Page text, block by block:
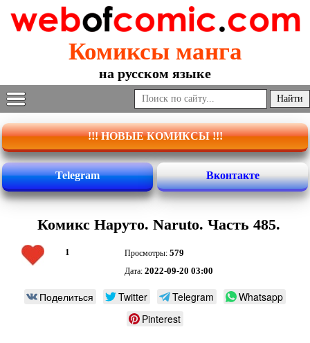
Комиксы манга
на русском языке
!!! НОВЫЕ КОМИКСЫ !!!
Telegram Вконтакте
Комикс Наруто. Naruto. Часть 485.
1 Просмотры: 579
Дата: 2022-09-20 03:00
Поделиться Twitter Telegram
Whatsapp
Pinterest